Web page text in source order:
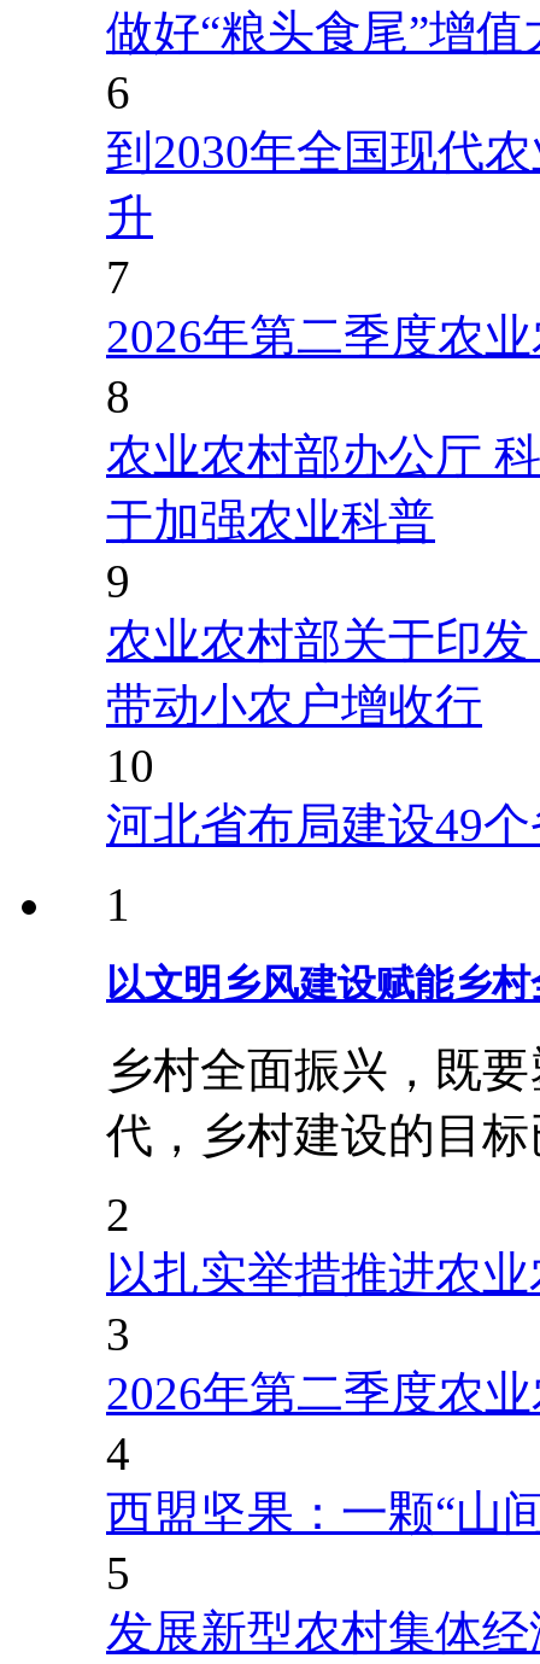
做好“粮头食尾”增值
6
到2030年全国现代
升
7
2026年第二季度农
8
农业农村部办公厅
于加强农业科普
9
农业农村部关于印
带动小农户增收行
10
河北省布局建设49
1
以文明乡风建设赋能乡
乡村全面振兴，既
代，乡村建设的目
2
以扎实举措推进农
3
2026年第二季度农
4
西盟坚果：一颗“山
5
发展新型农村集体